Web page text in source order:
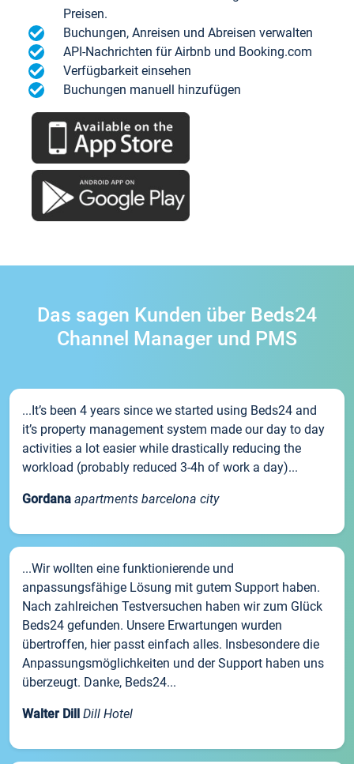
Preisen.
Buchungen, Anreisen und Abreisen verwalten
API-Nachrichten für Airbnb und Booking.com
Verfügbarkeit einsehen
Buchungen manuell hinzufügen
Das sagen Kunden über Beds24
Channel Manager und PMS
...It’s been 4 years since we started using Beds24 and
it’s property management system made our day to day
activities a lot easier while drastically reducing the
workload (probably reduced 3-4h of work a day)...
Gordana apartments barcelona city
...Wir wollten eine funktionierende und
anpassungsfähige Lösung mit gutem Support haben.
Nach zahlreichen Testversuchen haben wir zum Glück
Beds24 gefunden. Unsere Erwartungen wurden
übertroffen, hier passt einfach alles. Insbesondere die
Anpassungsmöglichkeiten und der Support haben uns
überzeugt. Danke, Beds24...
Walter Dill Dill Hotel